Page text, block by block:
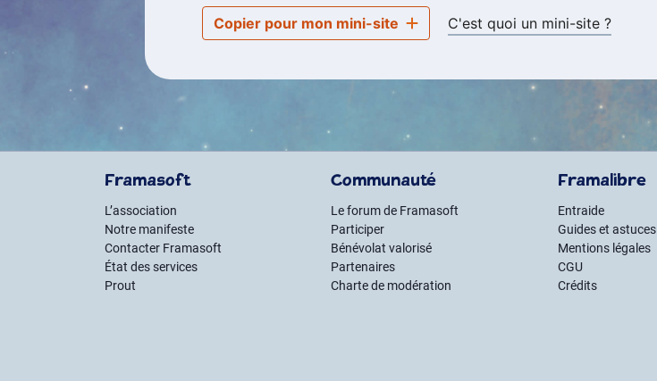
Copier pour mon mini-site C'est quoi un mini-site ?
Framasoft
L’association
Notre manifeste
Contacter Framasoft
État des services
Prout
Communauté
Le forum de Framasoft
Participer
Bénévolat valorisé
Partenaires
Charte de modération
Framalibre
Entraide
Guides et astuces
Mentions légales
CGU
Crédits